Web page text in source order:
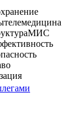
телемедицина
МИС